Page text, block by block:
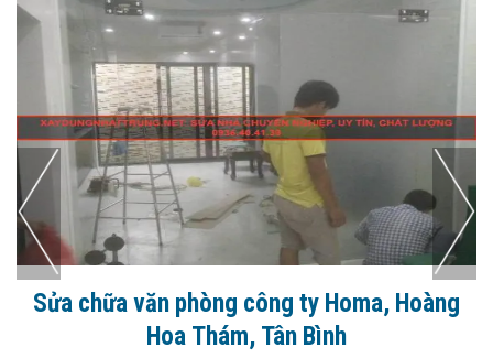
Sửa chữa văn phòng công ty Homa, Hoàng
Hoa Thám, Tân Bình